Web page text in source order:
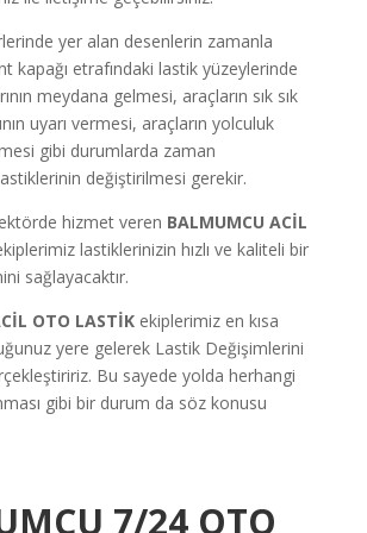
yer alan desenlerin zamanla
kapağı etrafındaki lastik yüzeylerinde
meydana gelmesi, araçların sık sık
uyarı vermesi, araçların yolculuk
gibi durumlarda zaman
değiştirilmesi gerekir.
hizmet veren BALMUMCU ACİL
lastiklerinizin hızlı ve kaliteli bir
sağlayacaktır.
OTO LASTİK ekiplerimiz en kısa
yere gelerek Lastik Değişimlerini
Bu sayede yolda herhangi
gibi bir durum da söz konusu
7/24 OTO